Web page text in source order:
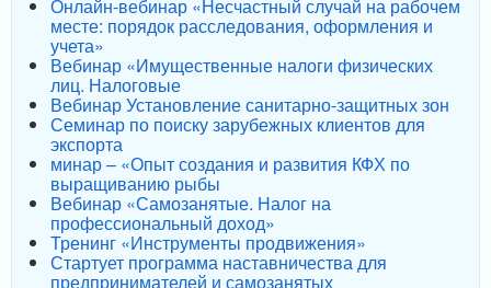
Онлайн-вебинар «Несчастный случай на рабочем
месте: порядок расследования, оформления и
учета»
Вебинар «Имущественные налоги физических
лиц. Налоговые
Вебинар Установление санитарно-защитных зон
Семинар по поиску зарубежных клиентов для
экспорта
минар – «Опыт создания и развития КФХ по
выращиванию рыбы
Вебинар «Самозанятые. Налог на
профессиональный доход»
Тренинг «Инструменты продвижения»
Стартует программа наставничества для
предпринимателей и самозанятых